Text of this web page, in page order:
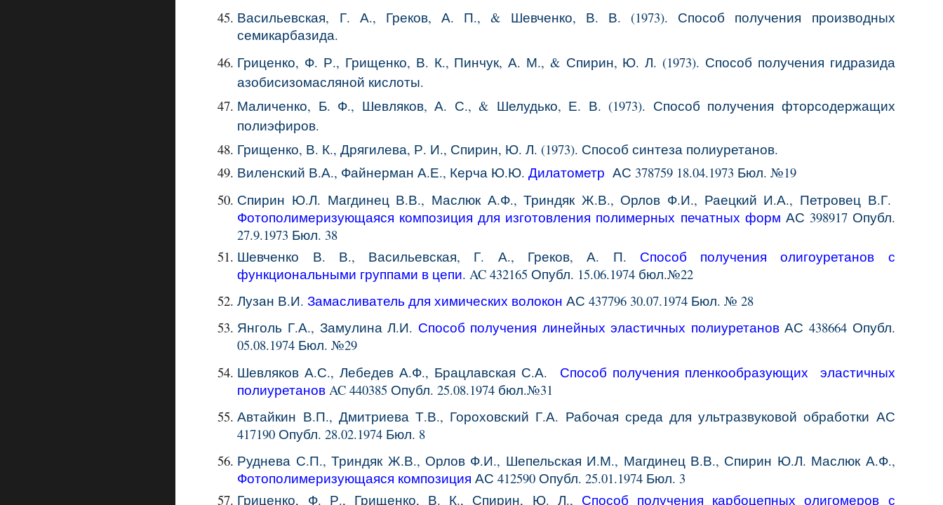
Васильевская, Г. А., Греков, А. П., & Шевченко, В. В. (1973). Способ получения производных
семикарбазида.
Гриценко, Ф. Р., Грищенко, В. К., Пинчук, А. М., & Спирин, Ю. Л. (1973). Способ получения гидразида
азобисизомасляной кислоты.
Маличенко, Б. Ф., Шевляков, А. С., & Шелудько, Е. В. (1973). Способ получения фторсодержащих
полиэфиров.
Грищенко, В. К., Дрягилева, Р. И., Спирин, Ю. Л. (1973). Способ синтеза полиуретанов.
Виленский В.А., Файнерман А.Е., Керча Ю.Ю.ДилатометрАС 378759 18.04.1973 Бюл. №19
Спирин Ю.Л. Магдинец В.В., Маслюк А.Ф., Триндяк Ж.В., Орлов Ф.И., Раецкий И.А., Петровец В.Г.
Фотополимеризующаяся композиция для изготовления полимерных печатных форм АС 398917 Опубл.
27.9.1973 Бюл. 38
Шевченко В. В., Васильевская, Г. А., Греков, А. П. Способ получения олигоуретанов с
функциональными группами в цепи. AC 432165 Опубл. 15.06.1974 бюл.№22
Лузан В.И.Замасливатель для химических волокон АС 437796 30.07.1974 Бюл. № 28
Янголь Г.А., Замулина Л.И. Способ получения линейныхэластичных полиуретановАС438664 Опубл.
05.08.1974 Бюл. №29
Шевляков А.С., Лебедев А.Ф., Брацлавская С.А.
Способ получения пленкообразующих эластичных
полиуретанов AC440385 Опубл. 25.08.1974 бюл.№31
Автайкин В.П., Дмитриева Т.В., Гороховский Г.А. Рабочая среда для ультразвуковой обработки АС
417190 Опубл.28.02.1974 Бюл. 8
Руднева С.П., Триндяк Ж.В., Орлов Ф.И., Шепельская И.М., Магдинец В.В., Спирин Ю.Л. Маслюк А.Ф.,
Фотополимеризующаяся композиция АС 412590 Опубл. 25.01.1974 Бюл. 3
Гриценко, Ф. Р., Грищенко, В. К., Спирин, Ю. Л., Способ получения карбоцепных олигомеров с